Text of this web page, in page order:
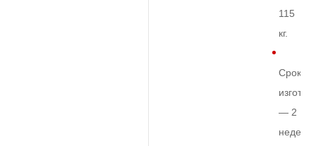
115
кг.
Срок
— 2
недели